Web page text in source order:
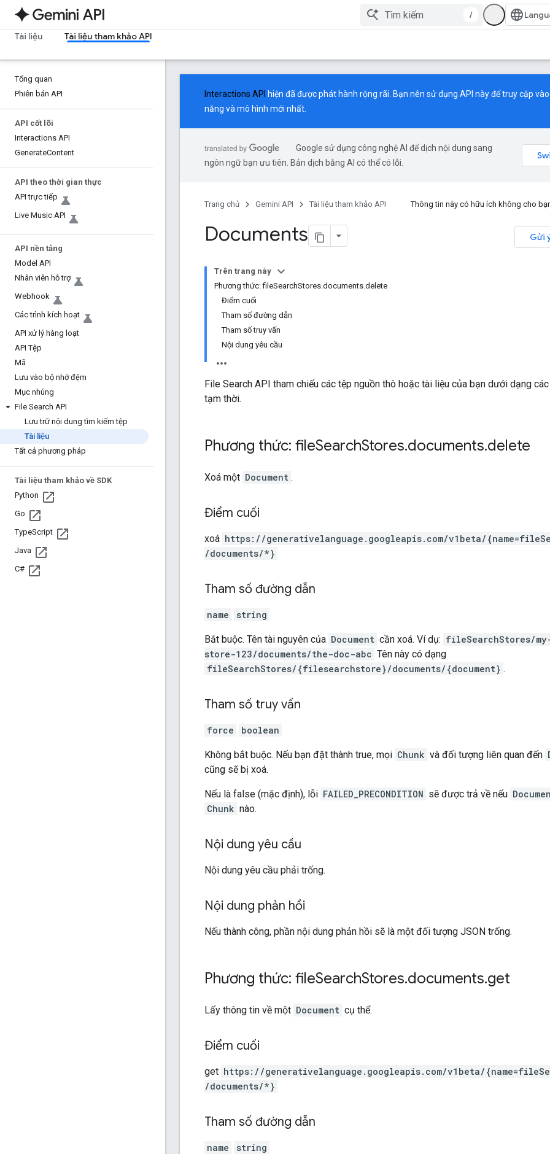
/
Tài liệu Tài liệu tham khảo API
Tổng quan
Phiên bản API
API cốt lõi
Interactions API
GenerateContent
API theo thời gian thực
API trực tiếp
Live Music API
API nền tảng
Model API
Nhân viên hỗ trợ
Webhook
Các trình kích hoạt
API xử lý hàng loạt
API Tệp
Mã
Lưu vào bộ nhớ đệm
Mục nhúng
File Search API
Lưu trữ nội dung tìm kiếm tệp
Tài liệu
Tất cả phương pháp
Tài liệu tham khảo về SDK
Python
Go
TypeScript
Java
C#
Interactions API hiện đã được phát hành rộng rãi. Bạn nên sử dụng API này để truy cập
năng và mô hình mới nhất.
Google sử dụng công nghệ AI để dịch nội dung sang
ngôn ngữ bạn ưu tiên. Bản dịch bằng AI có thể có lỗi.
Trang chủ Gemini API Tài liệu tham khảo API Thông tin này có hữu ích không cho
Gửi
Documents
Trên trang này
Phương thức: fileSearchStores.documents.delete
Điểm cuối
Tham số đường dẫn
Tham số truy vấn
Nội dung yêu cầu
File Search API tham chiếu các tệp nguồn thô hoặc tài liệu của bạn dưới dạng
tạm thời.
Phương thức: fileSearchStores.documents.delete
Xoá một Document .
Điểm cuối
xoá https: / /generativelanguage.googleapis.com/v1beta/
/documents/*}
Tham số đường dẫn
name string
Bắt buộc. Tên tài nguyên của Document cần xoá. Ví dụ: fileSearchStores/
store-123/documents/the-doc-abc Tên này có dạng
fileSearchStores/{filesearchstore}/documents/{document} .
Tham số truy vấn
force boolean
Không bắt buộc. Nếu bạn đặt thành true, mọi Chunk và đối tượng liên quan đến
cũng sẽ bị xoá.
Nếu là false (mặc định), lỗi FAILED_PRECONDITION sẽ được trả về nếu
Chunk nào.
Nội dung yêu cầu
Nội dung yêu cầu phải trống.
Nội dung phản hồi
Nếu thành công, phần nội dung phản hồi sẽ là một đối tượng JSON trống.
Phương thức: fileSearchStores.documents.get
Lấy thông tin về một Document cụ thể.
Điểm cuối
get https: / /generativelanguage.googleapis.com/v1beta/
/documents/*}
Tham số đường dẫn
name string